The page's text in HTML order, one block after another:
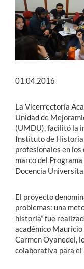
English
01.04.2016
La Vicerrectoría
Unidad de
(UMDU), facilitó la
Instituto de Historia
profesionales en
marco del
Docencia
El proyecto
problemas: una
historia” fue
académico
Carmen Oyanedel,
colaborativa para el